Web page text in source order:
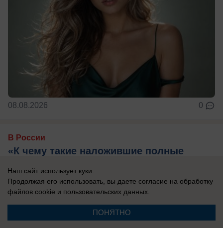
08.08.2026 0
В России
«К чему такие наложившие полные
Медведев рассказал про «пробный шар»
проверки России на прочность
Ситуация с Грузией показала, какие глупые
взгляды навязывает Запад, сказал
Наш сайт использует куки.
Продолжая его использовать, вы даете согласие на обработку
файлов cookie и пользовательских данных.
ПОНЯТНО